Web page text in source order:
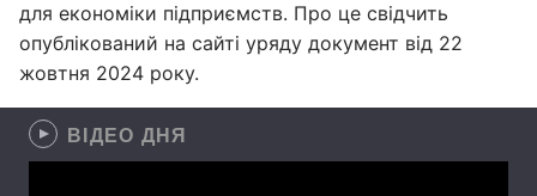
для економіки підприємств. Про це свідчить
опублікований на сайті уряду документ від 22
жовтня 2024 року.
ВІДЕО ДНЯ